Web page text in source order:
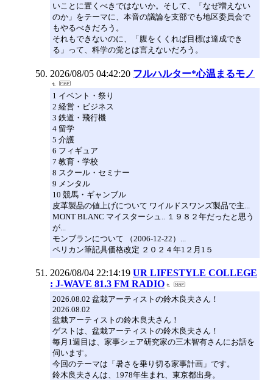
いことに置くべきではないか。そして、「なぜ増えない
のか」をテーマに、本音の議論を支部でも地区委員会で
もやるべきだろう。
それもできないのに、「腹をくくれば目標は達成でき
る」って、科学の党とは言えないだろう。
2026/08/05 04:42:20 フルハルター*心温まるモノ
1 イベント・祭り
2 経営・ビジネス
3 鉄道・飛行機
4 留学
5 介護
6 フィギュア
7 教育・学校
8 スクール・セミナー
9 メンタル
10 競馬・ギャンブル
皮革製品の値上げについて ワイルドスワンズ製品で主...
MONT BLANC マイスターシュ.. １９８２年だったと思う
が...
モンブランについて （2006-12-22）...
ペリカン筆記具価格改定 ２０２４年1２月1５
2026/08/04 22:14:19 UR LIFESTYLE COLLEGE
: J-WAVE 81.3 FM RADIO
2026.08.02 盆栽アーティストの鈴木良夫さん！
2026.08.02
盆栽アーティストの鈴木良夫さん！
ゲストは、盆栽アーティストの鈴木良夫さん！
毎月1週目は、家事シェア研究家の三木智有さんにお話を
伺います。
今回のテーマは「暑さを乗り切る家事計画」です。
鈴木良夫さんは、1978年生まれ、東京都出身。